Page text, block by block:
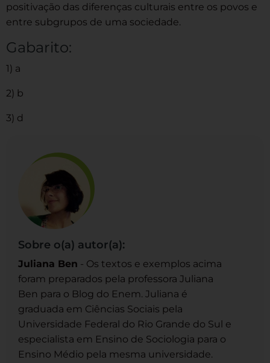
positivação das diferenças culturais entre os povos e
entre subgrupos de uma sociedade.
Gabarito:
1) a
2) b
3) d
Sobre o(a) autor(a):
Juliana Ben - Os textos e exemplos acima
foram preparados pela professora Juliana
Ben para o Blog do Enem. Juliana é
graduada em Ciências Sociais pela
Universidade Federal do Rio Grande do Sul e
especialista em Ensino de Sociologia para o
Ensino Médio pela mesma universidade.